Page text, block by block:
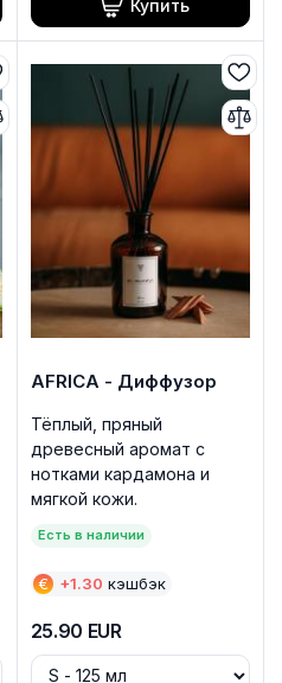
Купить
AFRICA - Диффузор
Тёплый, пряный
древесный аромат с
нотками кардамона и
мягкой кожи.
Есть в наличии
€ +1.30 кэшбэк
25.90 EUR